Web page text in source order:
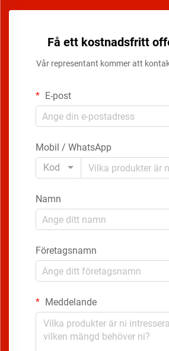
Få ett kostnadsfritt
Vår representant kommer att
E-post
Mobil / WhatsApp
Kod
Namn
Företagsnamn
Meddelande